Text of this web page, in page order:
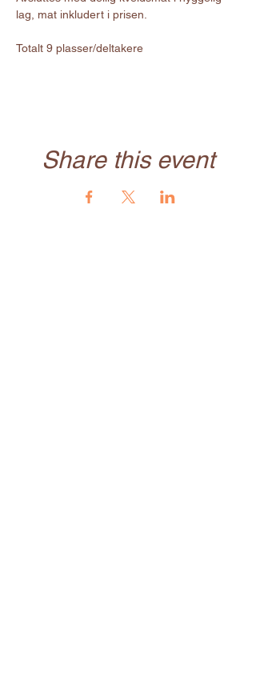
lag, mat inkludert i prisen.
Totalt 9 plasser/deltakere
Share this event